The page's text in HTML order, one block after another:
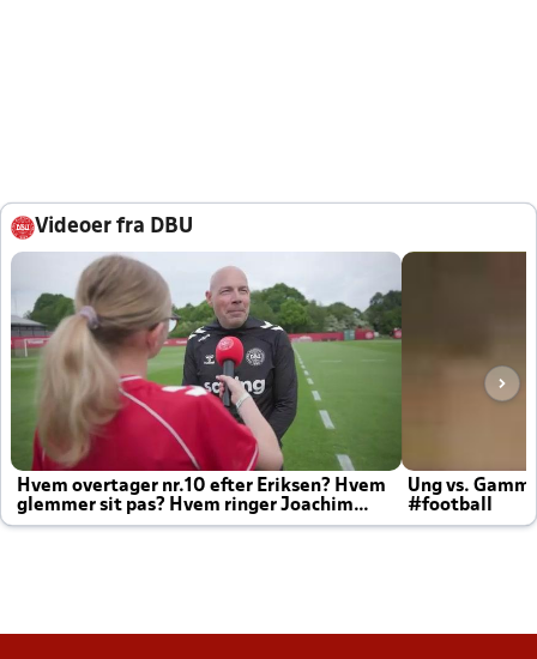
Videoer fra DBU
Hvem overtager nr.10 efter Eriksen? Hvem
glemmer sit pas? Hvem ringer Joachim
altid til efter kampe?
Ung vs.
#football